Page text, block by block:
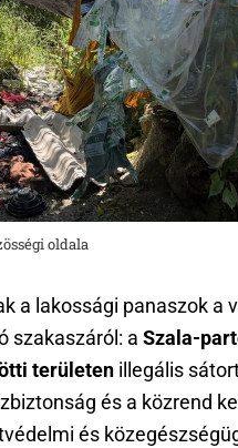
oldala
a lakossági panaszok a
szakaszáról: a Szala-
területen illegális
és a közrend
és